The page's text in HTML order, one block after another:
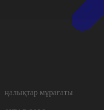
мұрағаты